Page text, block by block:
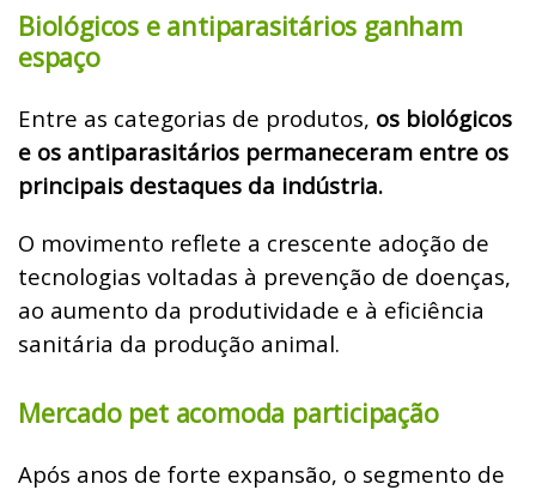
Biológicos e antiparasitários ganham
espaço
Entre as categorias de produtos, os biológicos
e os antiparasitários permaneceram entre os
principais destaques da indústria.
O movimento reflete a crescente adoção de
tecnologias voltadas à prevenção de doenças,
ao aumento da produtividade e à eficiência
sanitária da produção animal.
Mercado pet acomoda participação
Após anos de forte expansão, o segmento de